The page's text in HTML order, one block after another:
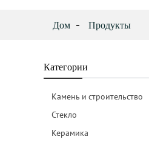
Дом Продукты
Категории
Камень и строительство
Стекло
Керамика